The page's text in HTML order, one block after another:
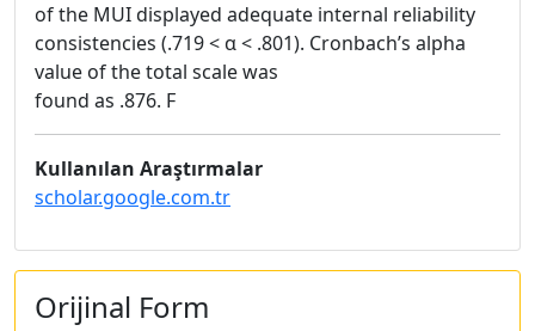
of the MUI displayed adequate internal reliability
consistencies (.719 < α < .801). Cronbach’s alpha
value of the total scale was
found as .876. F
Kullanılan Araştırmalar
scholar.google.com.tr
Orijinal Form